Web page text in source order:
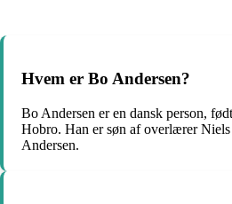
Hvem er Bo Andersen?
Bo Andersen er en dansk person,
Hobro. Han er søn af overlærer Niels
Andersen.